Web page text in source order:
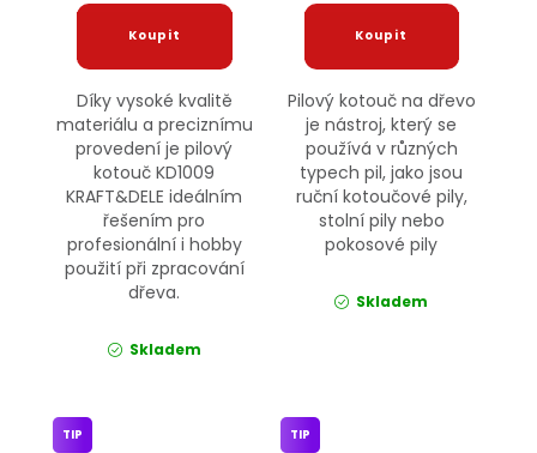
Díky vysoké kvalitě
materiálu a preciznímu
provedení je pilový
kotouč KD1009
KRAFT&DELE ideálním
řešením pro
profesionální i hobby
použití při zpracování
dřeva.
Skladem
Pilový kotouč na dřevo
je nástroj, který se
používá v různých
typech pil, jako jsou
ruční kotoučové pily,
stolní pily nebo
pokosové pily
Skladem
TIP TIP